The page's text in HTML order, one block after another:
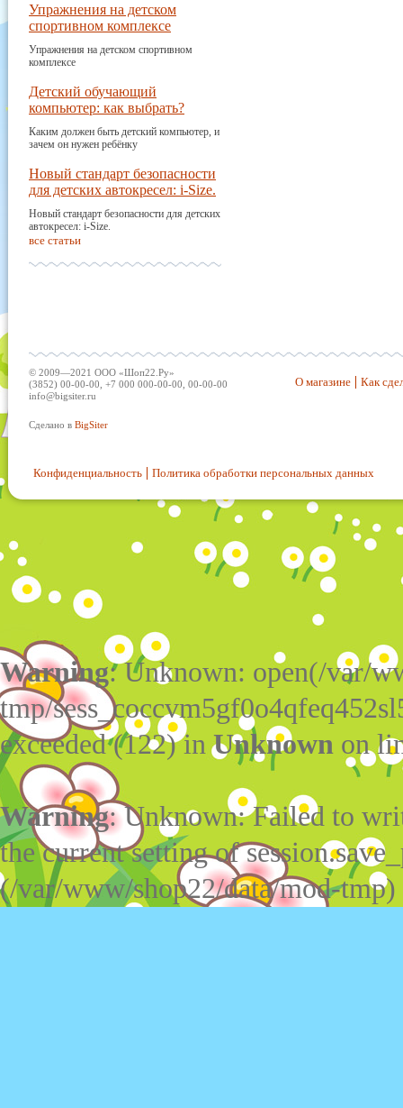
Упражнения на детском
спортивном комплексе
Упражнения на детском спортивном
комплексе
Детский обучающий
компьютер: как выбрать?
Каким должен быть детский компьютер, и
зачем он нужен ребёнку
Новый стандарт безопасности
для детских автокресел: i-Size.
Новый стандарт безопасности для детских
автокресел: i-Size.
все статьи
© 2009—2021 ООО «Шоп22.Ру»
(3852) 00-00-00, +7 000 000-00-00, 00-00-00
info@bigsiter.ru
Сделано в BigSiter
О магазине Как
Конфиденциальность Политика обработки персональных данных
Warning: Unknown: open(/var/
tmp/
exceeded (122) inUnknown on
Warning: Unknown: Failed to
the current setting of
(/var/www/shop22/data/mod-